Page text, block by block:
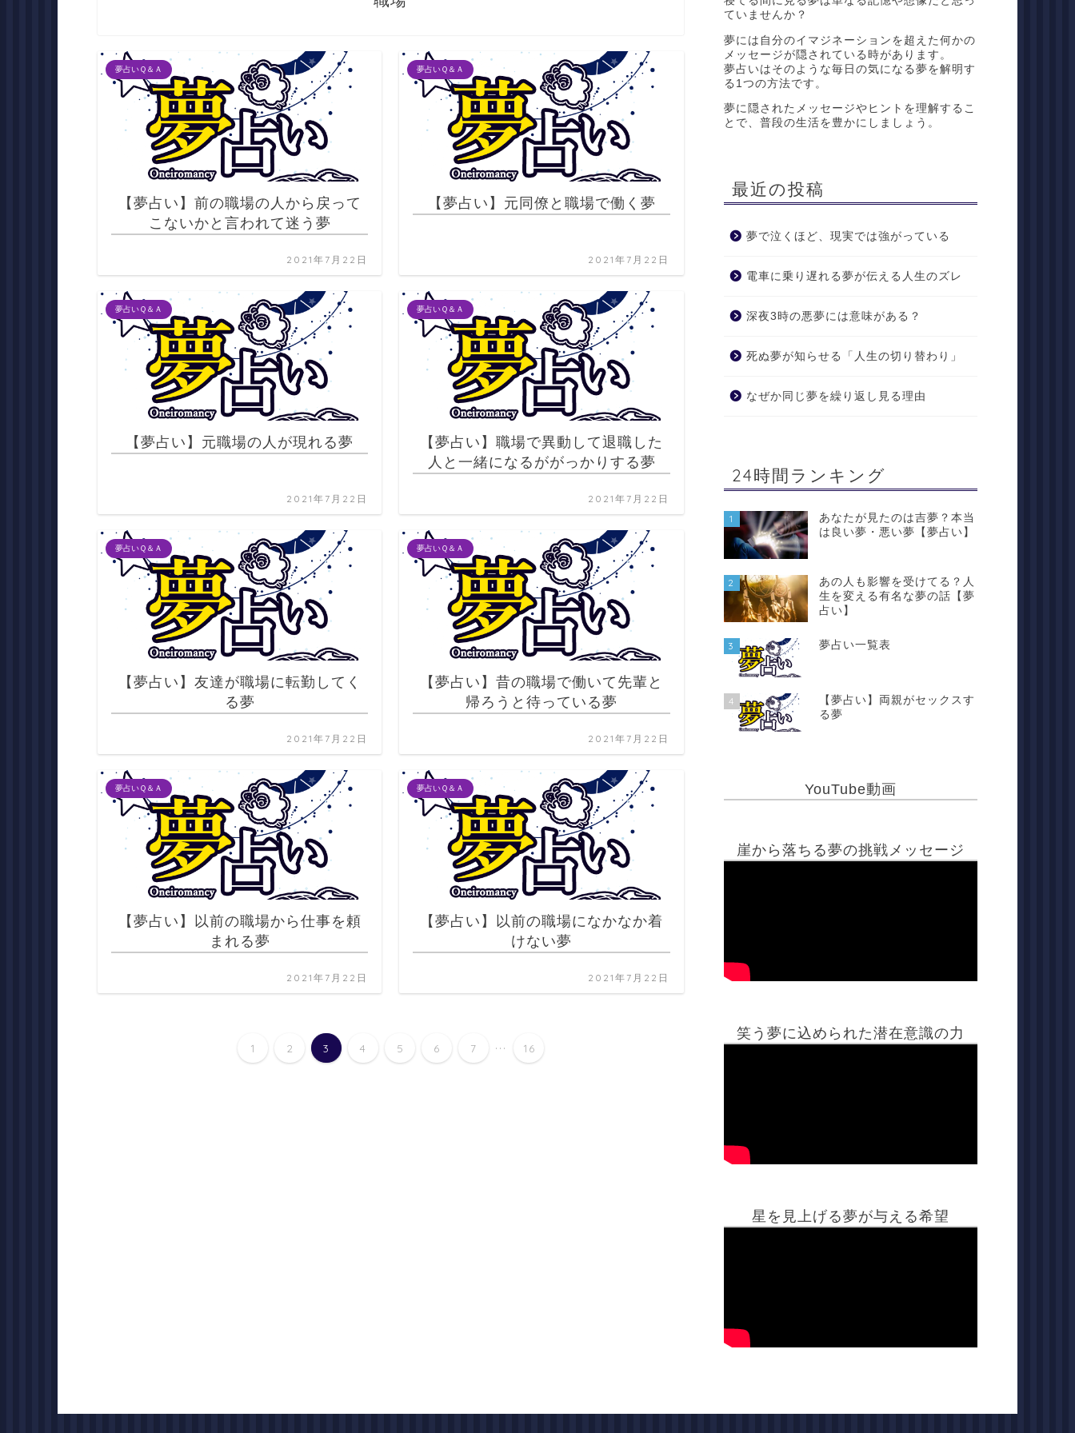
夢占いＱ＆Ａ
【夢占い】前の職場の人から戻って
こないかと言われて迷う夢
2021年7月22日
夢占いＱ＆Ａ
【夢占い】元同僚と職場で働く夢
2021年7月22日
夢占いＱ＆Ａ
【夢占い】元職場の人が現れる夢
2021年7月22日
夢占いＱ＆Ａ
【夢占い】職場で異動して退職した
人と一緒になるががっかりする夢
2021年7月22日
夢占いＱ＆Ａ
【夢占い】友達が職場に転勤してく
る夢
2021年7月22日
夢占いＱ＆Ａ
【夢占い】昔の職場で働いて先輩と
帰ろうと待っている夢
2021年7月22日
夢占いＱ＆Ａ
【夢占い】以前の職場から仕事を頼
まれる夢
2021年7月22日
夢占いＱ＆Ａ
【夢占い】以前の職場になかなか着
けない夢
2021年7月22日
1 2 3 4 5 6 7 ... 16
ていませんか？
夢には自分のイマジネーションを超えた何かの
メッセージが隠されている時があります。
夢占いはそのような毎日の気になる夢を解明す
る1つの方法です。
夢に隠されたメッセージやヒントを理解するこ
とで、普段の生活を豊かにしましょう。
最近の投稿
夢で泣くほど、現実では強がっている
電車に乗り遅れる夢が伝える人生のズレ
深夜3時の悪夢には意味がある？
死ぬ夢が知らせる「人生の切り替わり」
なぜか同じ夢を繰り返し見る理由
24時間ランキング
1
あなたが見たのは吉夢？本当
は良い夢・悪い夢【夢占い】
2
あの人も影響を受けてる？人
生を変える有名な夢の話【夢
占い】
3 夢占い一覧表
4
【夢占い】両親がセックスす
る夢
YouTube動画
崖から落ちる夢の挑戦メッセージ
笑う夢に込められた潜在意識の力
星を見上げる夢が与える希望